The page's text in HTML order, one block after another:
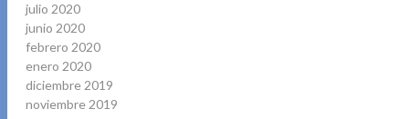
julio 2020
junio 2020
febrero 2020
enero 2020
diciembre 2019
noviembre 2019